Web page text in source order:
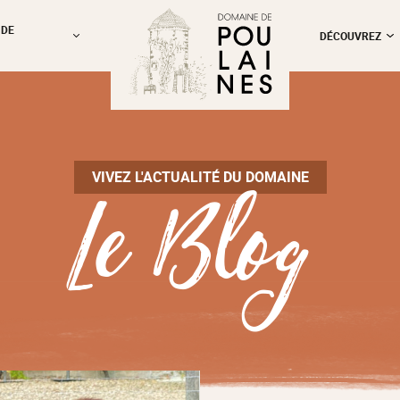
DÉCOUVREZ
VIVEZ L'ACTUALITÉ DU DOMAINE
Le Blog